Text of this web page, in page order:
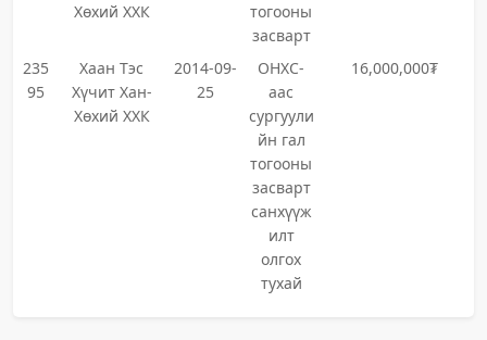
Хөхий ХХК
тогооны
засварт
235
95
Хаан Тэс
Хүчит Хан-
Хөхий ХХК
2014-09-
25
ОНХС-
аас
сургуули
йн гал
тогооны
засварт
санхүүж
илт
олгох
тухай
16,000,000₮